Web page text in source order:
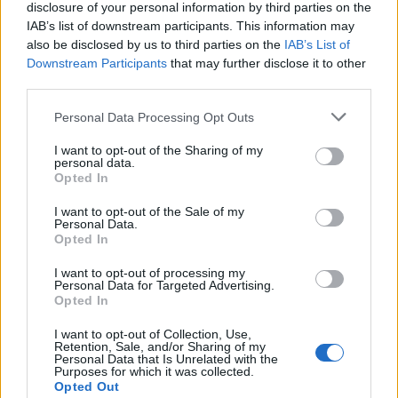
disclosure of your personal information by third parties on the
IAB’s list of downstream participants. This information may
also be disclosed by us to third parties on the IAB’s List of
Downstream Participants that may further disclose it to other
Personal Data Processing Opt Outs
I want to opt-out of the Sharing of my
personal data.
Opted In
I want to opt-out of the Sale of my
Personal Data.
Opted In
I want to opt-out of processing my
Personal Data for Targeted Advertising.
Opted In
I want to opt-out of Collection, Use,
Retention, Sale, and/or Sharing of my
Personal Data that Is Unrelated with the
Purposes for which it was collected.
Opted Out
SHOWBIZ
Κρατερός Κατσούλης: Ήταν μια
τρόπους επικοινωνίας και
Συγκινεί η Ανθή Βούλγαρη: «Χωρίς
εσένα το φετινό καλοκαίρι θα ήταν
Δίπλα στο απέραντο γαλάζιο η
Μαριαλένα Ρουμελιώτη γιορτάζει
τους δυο πρώτους μήνες με τον γιο
DPG NETWORK